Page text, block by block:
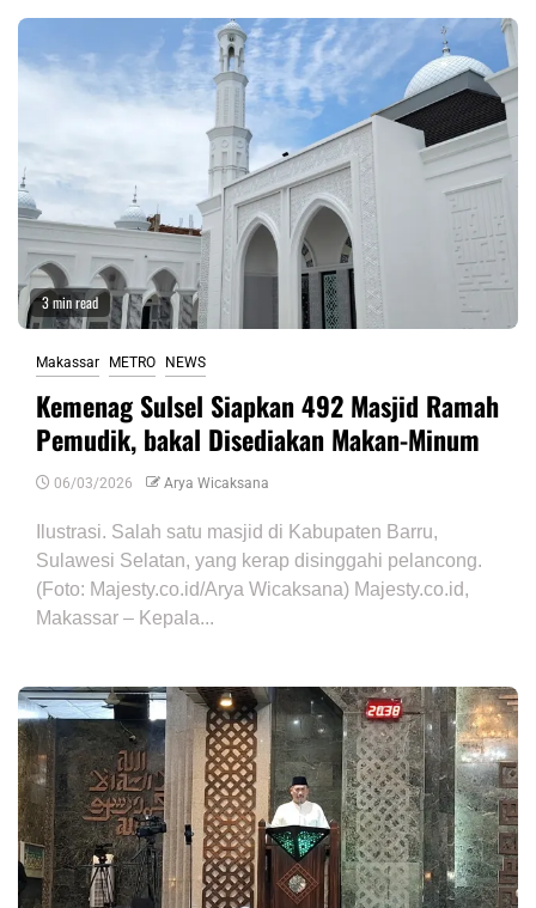
3 min read
Makassar METRO NEWS
Kemenag Sulsel Siapkan 492 Masjid Ramah
Pemudik, bakal Disediakan Makan-Minum
06/03/2026 Arya Wicaksana
Ilustrasi. Salah satu masjid di Kabupaten Barru,
Sulawesi Selatan, yang kerap disinggahi pelancong.
(Foto: Majesty.co.id/Arya Wicaksana) Majesty.co.id,
Makassar – Kepala...